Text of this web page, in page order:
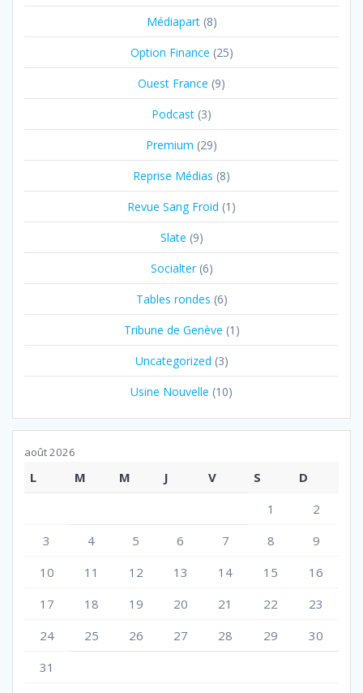
Médiapart(8)
Option Finance (25)
Ouest France (9)
Podcast (3)
Premium (29)
Reprise Médias (8)
Revue Sang Froid (1)
Slate (9)
Socialter(6)
Tables rondes (6)
Tribune de Genève (1)
Uncategorized (3)
Usine Nouvelle (10)
août 2026
L M M J V S
D
1
2
3
4 5 6 7 8
9
10
11 12 13 14 15
16
17
18 19 20 21 22
23
24
25 26 27 28 29
30
31